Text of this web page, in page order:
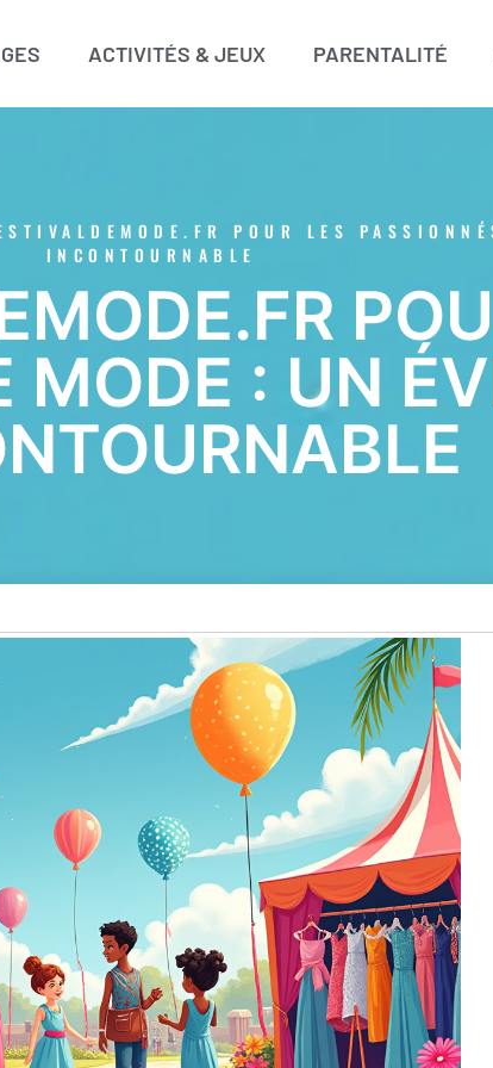
ACTIVITÉS & JEUX PARENTALITÉ
POUR LES
INCONTOURNABLE
MODE : UN